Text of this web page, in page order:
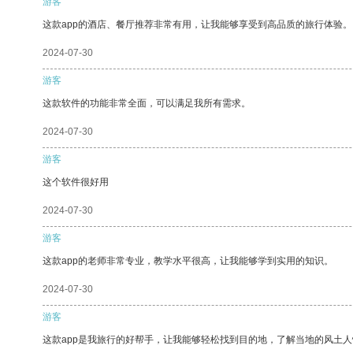
这款app的酒店、餐厅推荐非常有用，让我能够享受到高品质的旅行体验。
2024-07-30
游客
这款软件的功能非常全面，可以满足我所有需求。
2024-07-30
游客
这个软件很好用
2024-07-30
游客
这款app的老师非常专业，教学水平很高，让我能够学到实用的知识。
2024-07-30
游客
这款app是我旅行的好帮手，让我能够轻松找到目的地，了解当地的风土